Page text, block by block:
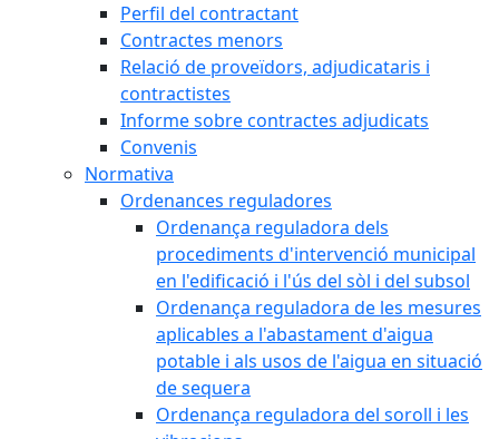
Perfil del contractant
Contractes menors
Relació de proveïdors, adjudicataris i
contractistes
Informe sobre contractes adjudicats
Convenis
Normativa
Ordenances reguladores
Ordenança reguladora dels
procediments d'intervenció municipal
en l'edificació i l'ús del sòl i del subsol
Ordenança reguladora de les mesures
aplicables a l'abastament d'aigua
potable i als usos de l'aigua en situació
de sequera
Ordenança reguladora del soroll i les